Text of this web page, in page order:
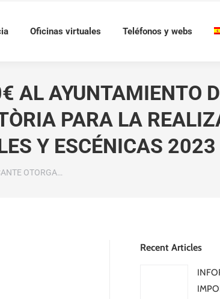
Oficinas virtuales Teléfonos y webs
AL AYUNTAMIENTO
PARA LA
Y ESCÉNICAS 2023
OTORGA…
Recent Articles